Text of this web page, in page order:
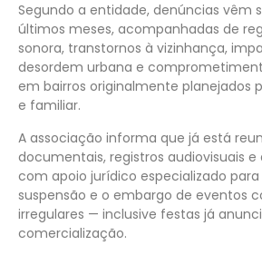
Segundo a entidade, denúncias vêm
últimos meses, acompanhadas de
sonora, transtornos à vizinhança,
desordem urbana e
em bairros originalmente planejados
e familiar.
A associação informa que já está
documentais, registros audiovisuais
com apoio jurídico especializado
suspensão e o embargo de eventos
irregulares — inclusive festas já
comercialização.